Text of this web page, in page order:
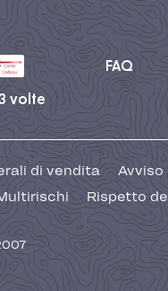
FAQ
volte
di vendita
Avviso
Rispetto